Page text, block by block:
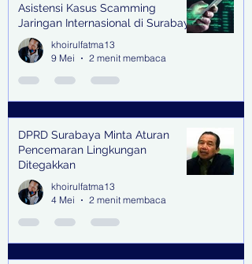
Asistensi Kasus Scamming
Jaringan Internasional di Surabaya
khoirulfatma13
9 Mei
2 menit membaca
DPRD Surabaya Minta Aturan
Pencemaran Lingkungan
Ditegakkan
khoirulfatma13
4 Mei
2 menit membaca